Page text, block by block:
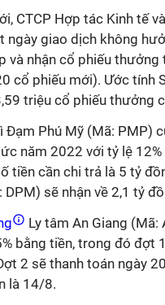
CTCP Hợp tác Kinh tế
ngày giao dịch không
và nhận cổ phiếu
cổ phiếu mới). Ước tính
triệu cổ phiếu thưởng
Đạm Phú Mỹ (Mã: PMP)
năm 2022 với tỷ lệ
tiền cần chi trả là 5 tỷ
DPM) sẽ nhận về 2,1 tỷ
Ly tâm An Giang
bằng tiền, trong đó đợt
2 sẽ thanh toán ngày
là 14/8.